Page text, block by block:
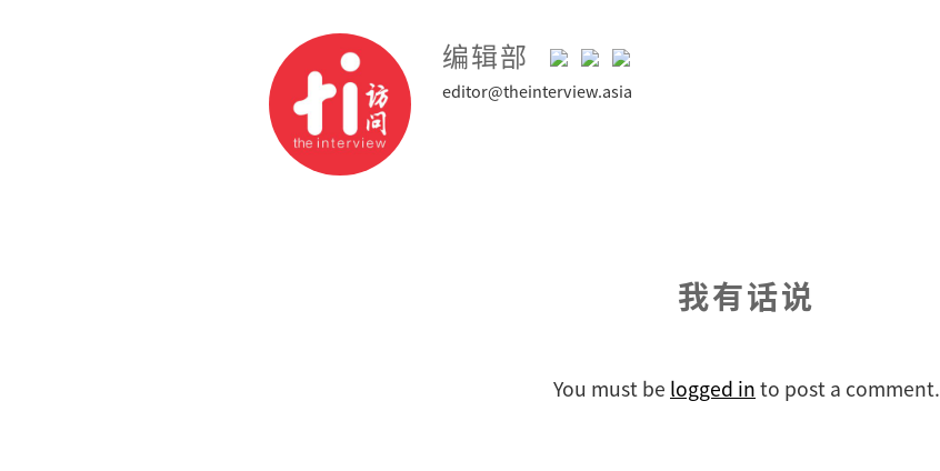
编辑部
editor@theinterview.asia
我有话说
You must be logged in to post a comment.